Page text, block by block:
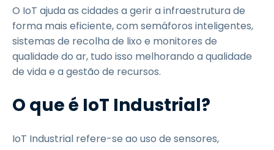
O IoT ajuda as cidades a gerir a infraestrutura de
forma mais eficiente, com semáforos inteligentes,
sistemas de recolha de lixo e monitores de
qualidade do ar, tudo isso melhorando a qualidade
de vida e a gestão de recursos.
O que é IoT Industrial?
IoT Industrial refere-se ao uso de sensores,